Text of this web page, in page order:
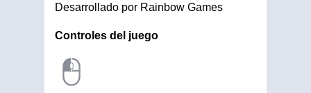
Desarrollado por Rainbow Games
Controles del juego